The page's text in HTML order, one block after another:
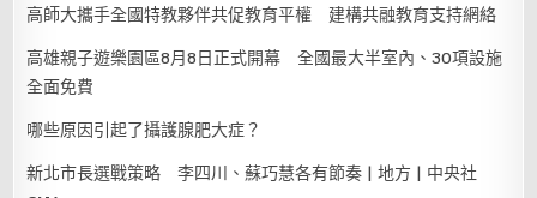
高師大攜手全國特教夥伴共促教育平權 建構共融教育支持網絡
高雄親子遊樂園區8月8日正式開幕 全國最大半室內、30項設施
全面免費
哪些原因引起了攝護腺肥大症？
新北市長選戰策略 李四川、蘇巧慧各有節奏 | 地方 | 中央社